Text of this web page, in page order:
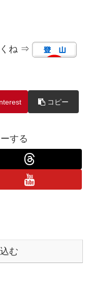
くね ⇒
コピー
する
む